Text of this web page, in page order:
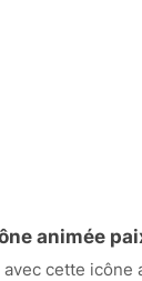
animée
cette icône